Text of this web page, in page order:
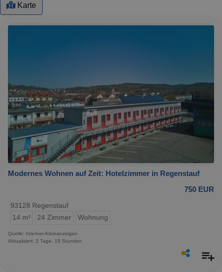
Karte
Modernes Wohnen auf Zeit: Hotelzimmer in Regenstauf
750 EUR
93128 Regenstauf
14 m²
24 Zimmer Wohnung
Quelle: Internet-Kleinanzeigen
Aktualisiert: 2 Tage, 19 Stunden